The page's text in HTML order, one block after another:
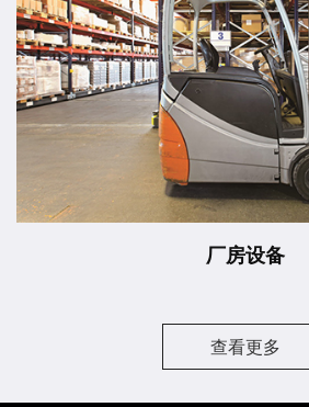
厂房设备
查看更多